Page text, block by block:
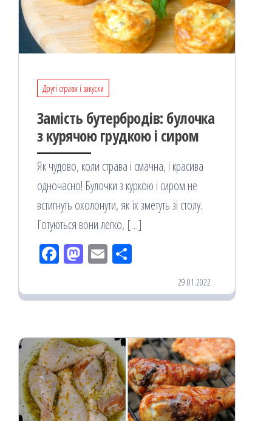
Другі страви і закуски
Замість бутербродів: булочка
з курячою грудкою і сиром
Як чудово, коли страва і смачна, і красива
одночасно! Булочки з куркою і сиром не
встигнуть охолонути, як їх зметуть зі столу.
Готуються вони легко, […]
Fac
oo
M
od
Em
ит
я
29.01.2022